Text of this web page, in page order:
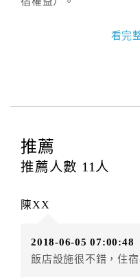
四、訂單異動
提出申辦不得異動訂單。
每筆訂單異動限定
辦理取消退款。
房者應補足差額。（限原
房者不得要求退其差額
看完
推薦
推薦人數 11 人
陳XX
2018-06-05 07:00:48
飯店設施很不錯，住宿